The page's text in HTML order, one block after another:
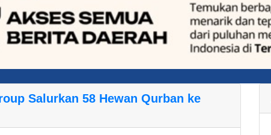
Salurkan 58 Hewan Qurban ke